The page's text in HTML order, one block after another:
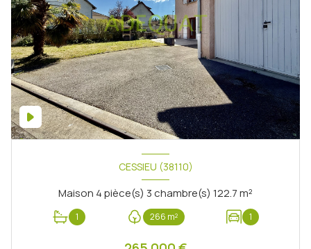
CESSIEU (38110)
Maison 4 pièce(s) 3 chambre(s) 122.7 m²
1 266 m² 1